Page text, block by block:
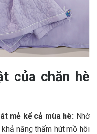
của chăn hè
mẻ kể cả mùa hè: Nhờ
năng thấm hút mồ hôi